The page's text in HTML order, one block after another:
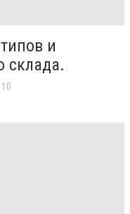
и
склада.
10